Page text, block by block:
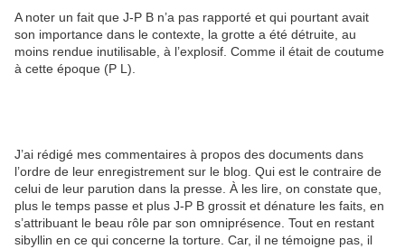
A noter un fait que J-P B n’a pas rapporté et qui pourtant avait
son importance dans le contexte, la grotte a été détruite, au
moins rendue inutilisable, à l’explosif. Comme il était de coutume
à cette époque (P L).
J’ai rédigé mes commentaires à propos des documents dans
l’ordre de leur enregistrement sur le blog. Qui est le contraire de
celui de leur parution dans la presse. À les lire, on constate que,
plus le temps passe et plus J-P B grossit et dénature les faits, en
s’attribuant le beau rôle par son omniprésence. Tout en restant
sibyllin en ce qui concerne la torture. Car, il ne témoigne pas, il